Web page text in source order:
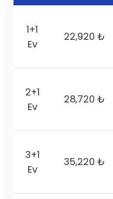
1+1
Ev
22,920 ₺
2+1
Ev
28,720 ₺
3+1
Ev
35,220 ₺